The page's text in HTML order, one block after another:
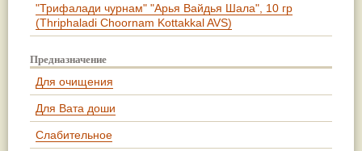
"Трифалади чурнам" "Арья Вайдья Шала", 10 гр
(Thriphaladi Choornam Kottakkal AVS)
Предназначение
Для очищения
Для Вата доши
Слабительное